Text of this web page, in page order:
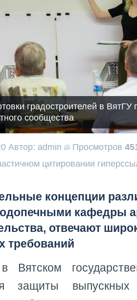
градостроителей в
сообщества
Автор: admin Просмотров
цитировании
концепции
кафедры
отвечают
требований
защиты выпускных